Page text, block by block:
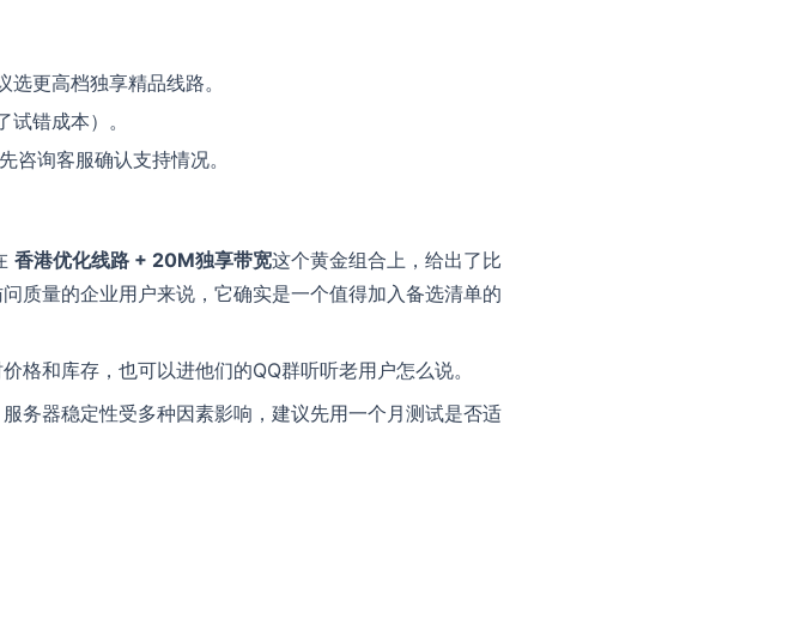
选更高档独享精品线路。
错成本）。
咨询客服确认支持情况。
香港优化线路 + 20M独享带宽这个黄金组合上，给出了比
质量的企业用户来说，它确实是一个值得加入备选清单的
格和库存，也可以进他们的QQ群听听老用户怎么说。
务器稳定性受多种因素影响，建议先用一个月测试是否适